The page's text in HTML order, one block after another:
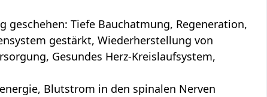
Regeneration,
gestärkt, Wiederherstellung von
Gesundes Herz-Kreislaufsystem,
Blutstrom in den spinalen Nerven